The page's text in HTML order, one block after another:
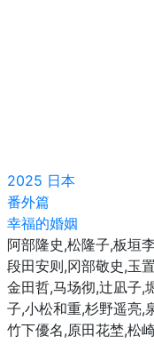
2025 日本
番外篇
幸福的婚姻
阿部隆史,松隆子,板垣
段田安则,冈部敬史,玉
金田哲,马场彻,辻凪子,
子,小松和重,杉野遥亮,
竹下優名,原田花埜,松